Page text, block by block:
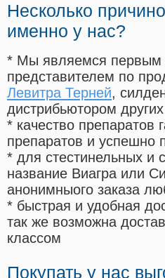
Несколько
именно у нас?
* Мы являемся первым
представителем по
Левитра Терней,
дистрибьютором
* качество препаратов
препаратов и успешно
* для стестинельных и
название Виагра или
анонимныого заказа
* быстрая и удобная
так же возможна
классом
Покупать у нас